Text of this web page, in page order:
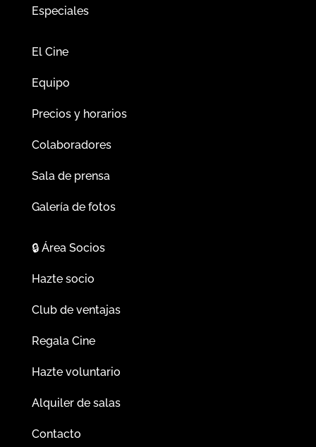
Especiales
El Cine
Equipo
Precios y horarios
Colaboradores
Sala de prensa
Galería de fotos
🔒Área Socios
Hazte socio
Club de ventajas
Regala Cine
Hazte voluntario
Alquiler de salas
Contacto